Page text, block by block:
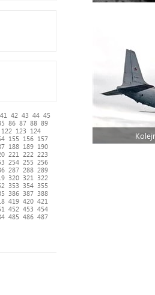
41 42 43 44 45
86 87 88 89
122 123
124
155 156 157
188 189 190
221 222
223
254 255
256
287 288 289
320 321
322
353 354 355
386 387 388
419 420 421
452 453 454
485 486 487